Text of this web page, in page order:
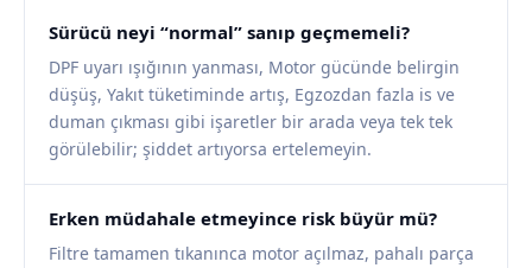
Sürücü neyi “normal” sanıp geçmemeli?
DPF uyarı ışığının yanması, Motor gücünde belirgin
düşüş, Yakıt tüketiminde artış, Egzozdan fazla is ve
duman çıkması gibi işaretler bir arada veya tek tek
görülebilir; şiddet artıyorsa ertelemeyin.
Erken müdahale etmeyince risk büyür mü?
Filtre tamamen tıkanınca motor açılmaz, pahalı parça